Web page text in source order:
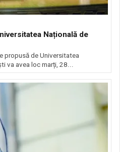
Națională de
propusă de Universitatea
va avea loc marți, 28...